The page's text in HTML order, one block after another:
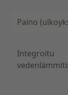
Paino
Integroitu